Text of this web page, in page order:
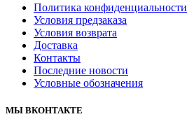
Политика конфиденциальности
Условия предзаказа
Условия возврата
Доставка
Контакты
Последние новости
Условные обозначения
МЫ ВКОНТАКТЕ